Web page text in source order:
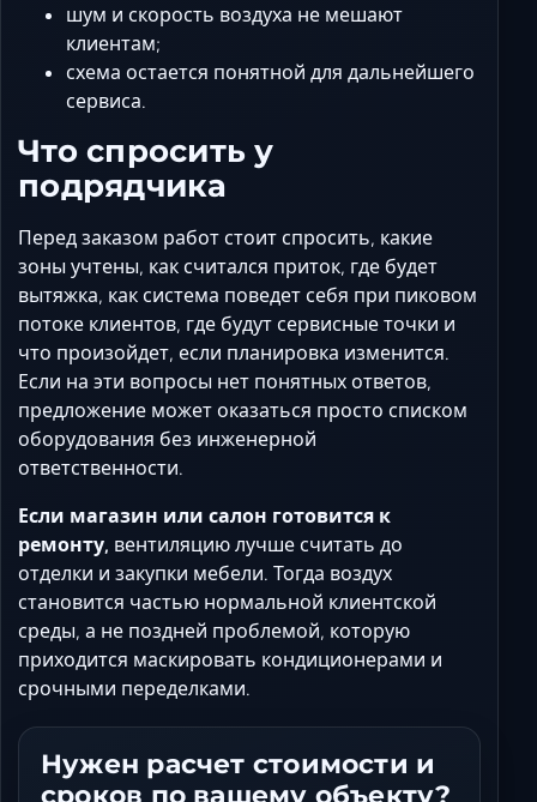
шум и скорость воздуха не мешают
клиентам;
схема остается понятной для дальнейшего
сервиса.
Что спросить у
подрядчика
Перед заказом работ стоит спросить, какие
зоны учтены, как считался приток, где будет
вытяжка, как система поведет себя при пиковом
потоке клиентов, где будут сервисные точки и
что произойдет, если планировка изменится.
Если на эти вопросы нет понятных ответов,
предложение может оказаться просто списком
оборудования без инженерной
ответственности.
Если магазин или салон готовится к
ремонту, вентиляцию лучше считать до
отделки и закупки мебели. Тогда воздух
становится частью нормальной клиентской
среды, а не поздней проблемой, которую
приходится маскировать кондиционерами и
срочными переделками.
Нужен расчет стоимости и
сроков по вашему объекту?